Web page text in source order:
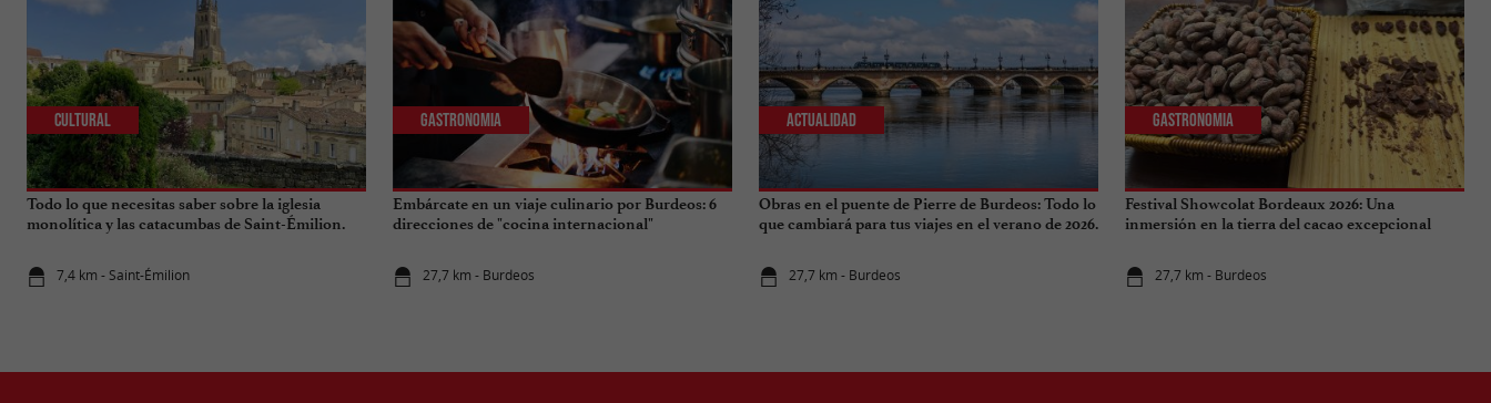
Todo lo que necesitas saber sobre la iglesia
monolítica y las catacumbas de Saint-Émilion.
7,4 km - Saint-Émilion
Cultural
Embárcate en un viaje culinario por Burdeos: 6
direcciones de "cocina internacional"
27,7 km - Burdeos
Gastronomia
Obras en el puente de Pierre de Burdeos: Todo lo
que cambiará para tus viajes en el verano de 2026.
27,7 km - Burdeos
Actualidad
Festival Showcolat Bordeaux 2026: Una
inmersión en la tierra del cacao excepcional
27,7 km - Burdeos
Gastronomia